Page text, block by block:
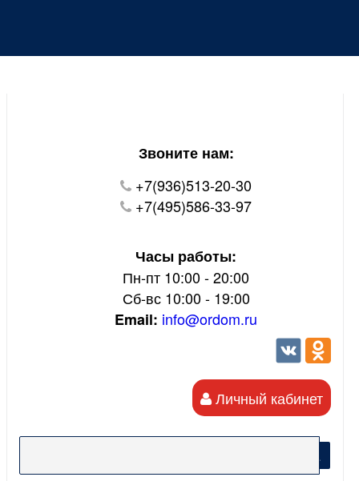
В настоящий момент на нашем сайте ведуться
Звоните нам:
+7(936)513-20-30
+7(495)586-33-97
Часы работы:
Пн-пт 10:00 - 20:00
Сб-вс 10:00 - 19:00
Email: info@ordom.ru
Личный кабинет